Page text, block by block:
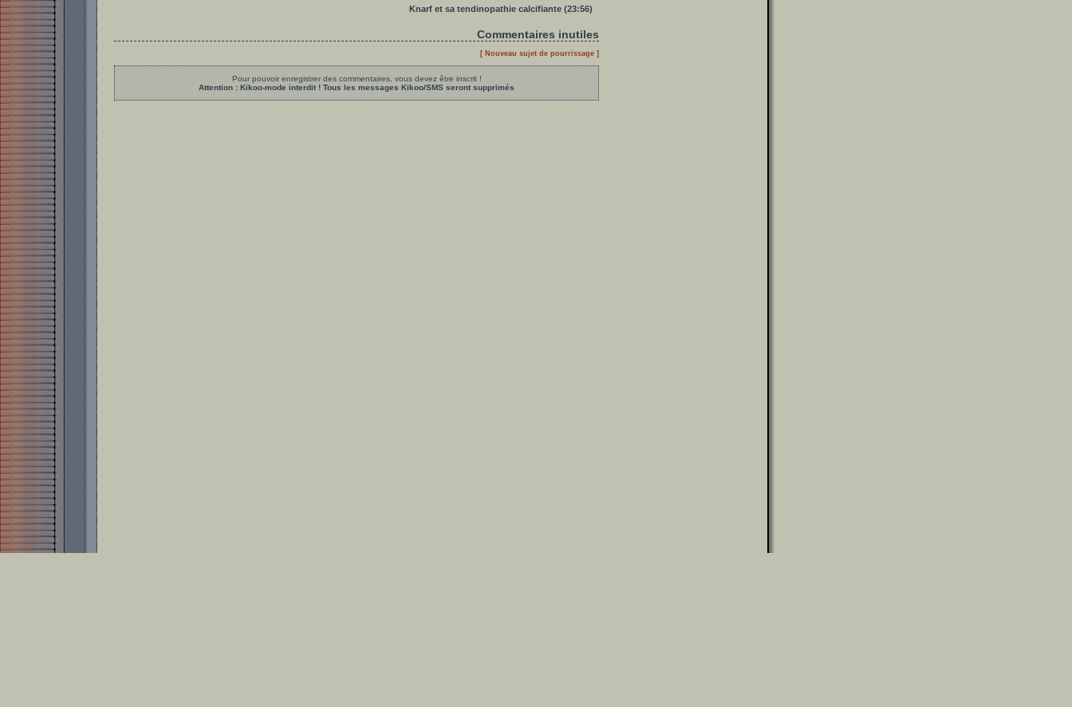
Knarf et sa tendinopathie calcifiante (23:56)
Commentaires inutiles
[ Nouveau sujet de pourrissage ]
Pour pouvoir enregistrer des commentaires, vous devez être inscrit !
Attention : Kikoo-mode interdit ! Tous les messages Kikoo/SMS seront supprimés